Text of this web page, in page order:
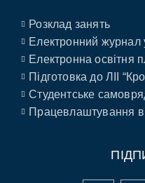
Розклад занять
Електронний журнал
Електронна освітня
Підготовка до ЛІІ
Студентське
Працевлаштування